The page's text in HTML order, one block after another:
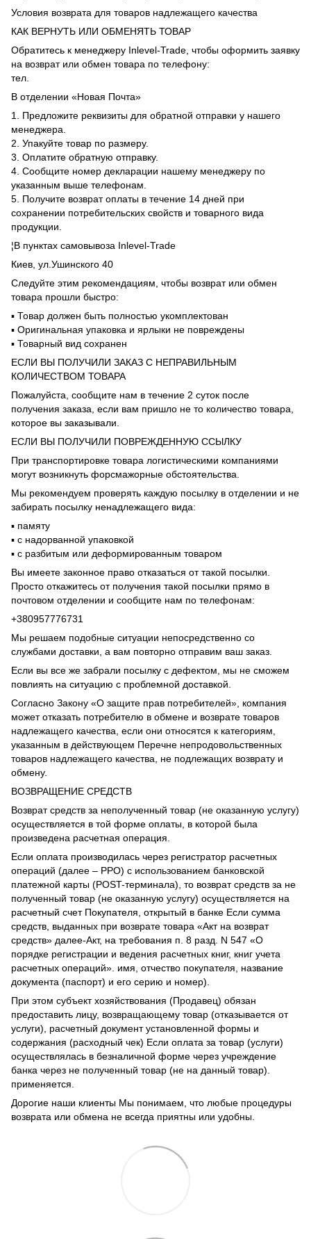
Условия возврата для товаров надлежащего качества
КАК ВЕРНУТЬ ИЛИ ОБМЕНЯТЬ ТОВАР
Обратитесь к менеджеру Inlevel-Trade, чтобы оформить заявку
на возврат или обмен товара по телефону:
тел.
В отделении «Новая Почта»
1. Предложите реквизиты для обратной отправки у нашего
менеджера.
2. Упакуйте товар по размеру.
3. Оплатите обратную отправку.
4. Сообщите номер декларации нашему менеджеру по
указанным выше телефонам.
5. Получите возврат оплаты в течение 14 дней при
сохранении потребительских свойств и товарного вида
продукции.
¦В пунктах самовывоза Inlevel-Trade
Киев, ул.Ушинского 40
Следуйте этим рекомендациям, чтобы возврат или обмен
товара прошли быстро:
▪️ Товар должен быть полностью укомплектован
▪️ Оригинальная упаковка и ярлыки не повреждены
▪️ Товарный вид сохранен
ЕСЛИ ВЫ ПОЛУЧИЛИ ЗАКАЗ С НЕПРАВИЛЬНЫМ
КОЛИЧЕСТВОМ ТОВАРА
Пожалуйста, сообщите нам в течение 2 суток после
получения заказа, если вам пришло не то количество товара,
которое вы заказывали.
ЕСЛИ ВЫ ПОЛУЧИЛИ ПОВРЕЖДЕННУЮ ССЫЛКУ
При транспортировке товара логистическими компаниями
могут возникнуть форсмажорные обстоятельства.
Мы рекомендуем проверять каждую посылку в отделении и не
забирать посылку ненадлежащего вида:
▪️ памяту
▪️ с надорванной упаковкой
▪️ с разбитым или деформированным товаром
Вы имеете законное право отказаться от такой посылки.
Просто откажитесь от получения такой посылки прямо в
почтовом отделении и сообщите нам по телефонам:
+380957776731
Мы решаем подобные ситуации непосредственно со
службами доставки, а вам повторно отправим ваш заказ.
Если вы все же забрали посылку с дефектом, мы не сможем
повлиять на ситуацию с проблемной доставкой.
Согласно Закону «О защите прав потребителей», компания
может отказать потребителю в обмене и возврате товаров
надлежащего качества, если они относятся к категориям,
указанным в действующем Перечне непродовольственных
товаров надлежащего качества, не подлежащих возврату и
обмену.
ВОЗВРАЩЕНИЕ СРЕДСТВ
Возврат средств за неполученный товар (не оказанную услугу)
осуществляется в той форме оплаты, в которой была
произведена расчетная операция.
Если оплата производилась через регистратор расчетных
операций (далее – РРО) с использованием банковской
платежной карты (POST-терминала), то возврат средств за не
полученный товар (не оказанную услугу) осуществляется на
расчетный счет Покупателя, открытый в банке Если сумма
средств, выданных при возврате товара «Акт на возврат
средств» далее-Акт, на требования п. 8 разд. N 547 «О
порядке регистрации и ведения расчетных книг, книг учета
расчетных операций». имя, отчество покупателя, название
документа (паспорт) и его серию и номер).
При этом субъект хозяйствования (Продавец) обязан
предоставить лицу, возвращающему товар (отказывается от
услуги), расчетный документ установленной формы и
содержания (расходный чек) Если оплата за товар (услуги)
осуществлялась в безналичной форме через учреждение
банка через не полученный товар (не на данный товар).
применяется.
Дорогие наши клиенты Мы понимаем, что любые процедуры
возврата или обмена не всегда приятны или удобны.